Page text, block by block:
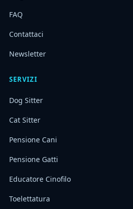
FAQ
Contattaci
Newsletter
SERVIZI
Dog Sitter
Cat Sitter
Pensione Cani
Pensione Gatti
Educatore Cinofilo
Toelettatura